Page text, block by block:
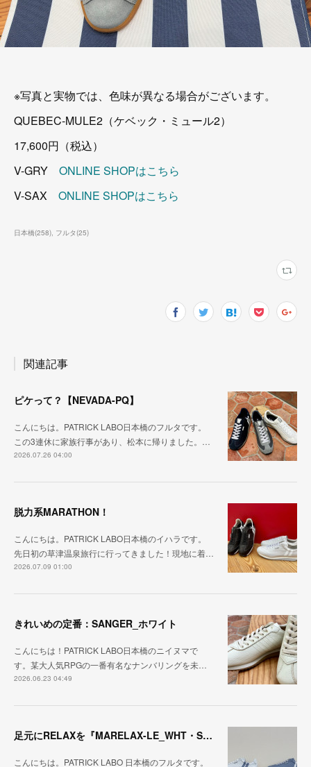
※写真と実物では、色味が異なる場合がございます。
QUEBEC-MULE2（ケベック・ミュール2）
17,600円（税込）
V-GRY ONLINE SHOPはこちら
V-SAX ONLINE SHOPはこちら
日本橋(258) フルタ(25)
関連記事
ピケって？【NEVADA-PQ】
こんにちは。PATRICK LABO日本橋のフルタです。
この3連休に家族行事があり、松本に帰りました。…
2026.07.26 04:00
脱力系MARATHON！
こんにちは。PATRICK LABO日本橋のイハラです。
先日初の草津温泉旅行に行ってきました！現地に着…
2026.07.09 01:00
きれいめの定番：SANGER_ホワイト
こんにちは！PATRICK LABO日本橋のニイヌマで
す。某大人気RPGの一番有名なナンバリングを未…
2026.06.23 04:49
足元にRELAXを『MARELAX-LE_WHT・SAX』
こんにちは。PATRICK LABO 日本橋のフルタです。